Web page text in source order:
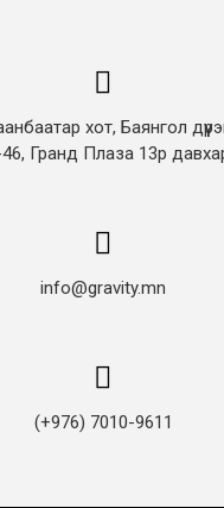
хот, Баянгол
Гранд Плаза 13р
info@gravity.mn
(+976) 7010-9611